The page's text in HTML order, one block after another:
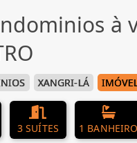
à
XANGRI-LÁ
3 SUÍTES 1 BANHEIRO